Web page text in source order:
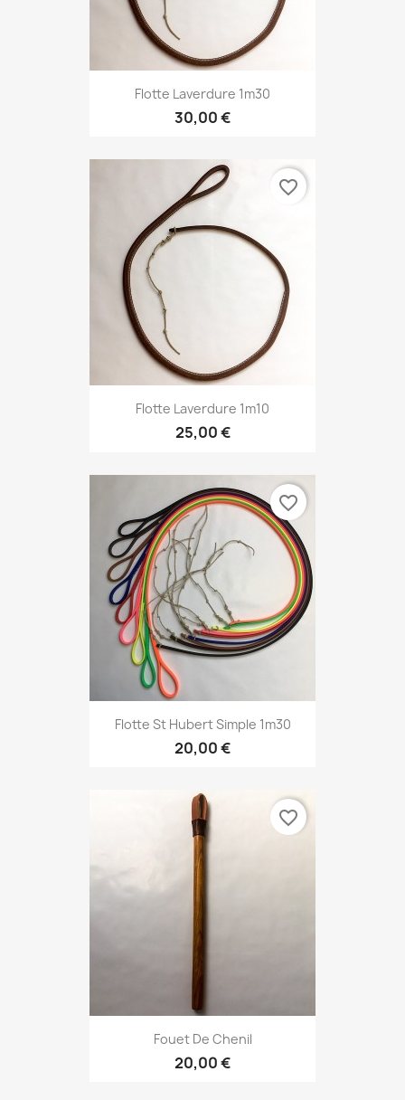
Flotte Laverdure 1m30
30,00 €
Flotte Laverdure 1m10
25,00 €
favorite_border
Flotte St Hubert Simple 1m30
20,00 €
favorite_border
Fouet De Chenil
20,00 €
favorite_border